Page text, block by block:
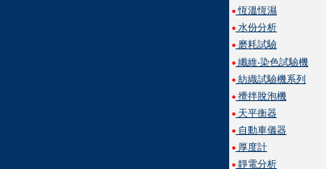
● 恆溫恆濕
● 水份分析
● 磨耗試驗
● 纖維‧染色試驗機
● 紡織試驗機系列
● 攪拌脫泡機
● 天平衡器
● 自動車儀器
● 厚度計
● 靜電分析